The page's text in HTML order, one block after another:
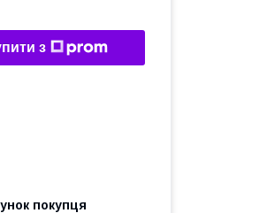
з
покупця